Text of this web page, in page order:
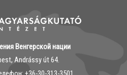
Венгерской нации
Andrássy út 64.